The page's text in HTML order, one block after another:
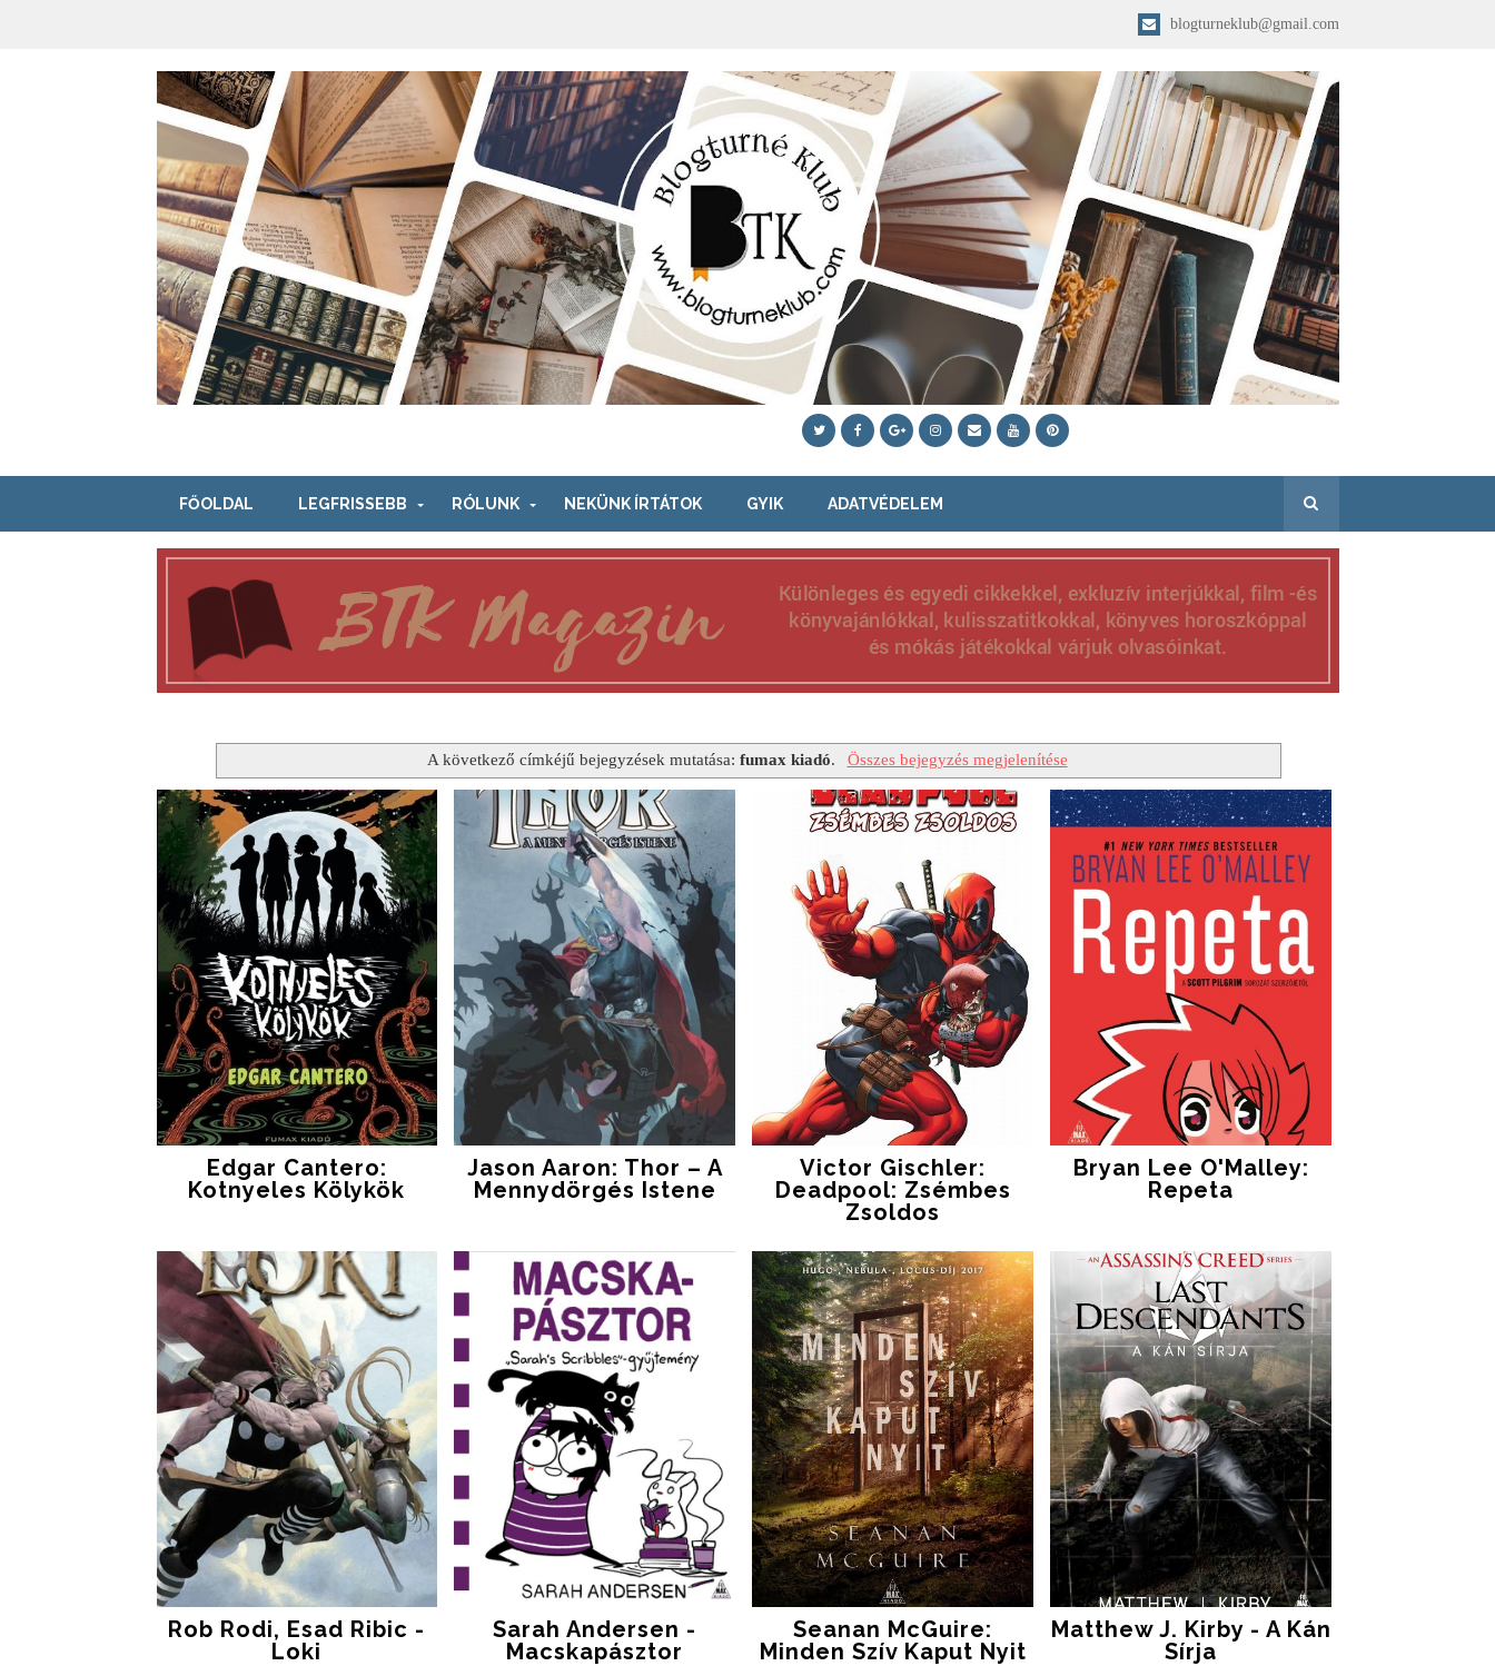
blogturneklub@gmail.com
FŐOLDAL LEGFRISSEBB RÓLUNK NEKÜNK ÍRTÁTOK GYIK ADATVÉDELEM
A következő címkéjű bejegyzések mutatása:fumax kiadó. Összes bejegyzés megjelenítése
Edgar Cantero:
Kotnyeles Kölykök
Jason Aaron: Thor – A
Mennydörgés Istene
Victor Gischler:
Deadpool: ​Zsémbes
Zsoldos
Bryan Lee O'Malley:
Repeta
Rob Rodi, Esad Ribic -
Loki
Sarah Andersen -
Macskapásztor
Seanan McGuire:
Minden Szív Kaput Nyit
Matthew J. Kirby - A Kán
Sírja